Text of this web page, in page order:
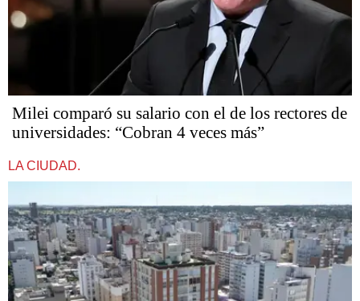
Milei comparó su salario con el de los rectores de
universidades: “Cobran 4 veces más”
LA CIUDAD.